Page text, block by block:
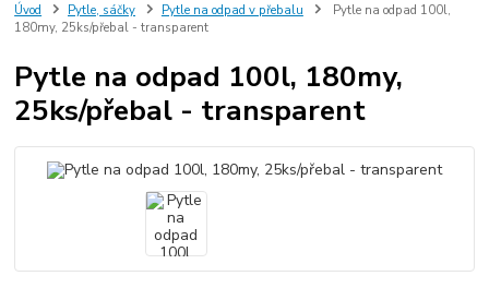
Úvod Pytle, sáčky Pytle na odpad v přebalu
Pytle na odpad 100l,
180my, 25ks/přebal - transparent
Pytle na odpad 100l, 180my,
25ks/přebal - transparent